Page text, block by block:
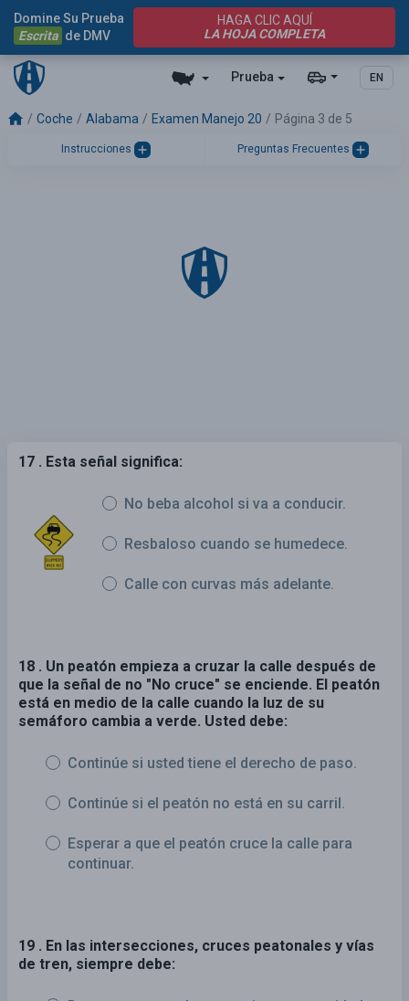
Prueba EN
Domine Su Prueba
Escrita de DMV
HAGA CLIC AQUÍ
LA HOJA COMPLETA
Coche Alabama Examen Manejo 20 Página 3 de 5
Instrucciones Preguntas Frecuentes
17 . Esta señal significa:
No beba alcohol si va a conducir.
Resbaloso cuando se humedece.
Calle con curvas más adelante.
18 . Un peatón empieza a cruzar la calle después de
que la señal de no "No cruce" se enciende. El peatón
está en medio de la calle cuando la luz de su
semáforo cambia a verde. Usted debe:
Continúe si usted tiene el derecho de paso.
Continúe si el peatón no está en su carril.
Esperar a que el peatón cruce la calle para
continuar.
19 . En las intersecciones, cruces peatonales y vías
de tren, siempre debe: